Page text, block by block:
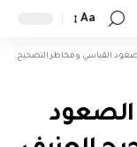
Aa
القياسي ومخاطر التصحيح
الصعود